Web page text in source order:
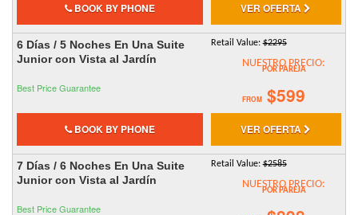
BOOK BY PHONE VER OFERTA
6 Días / 5 Noches En Una Suite
Junior con Vista al Jardín
Best Price Guarantee
Retail Value:$2295
NUESTRO PRECIO:
POR PAREJA
FROM $599
BOOK BY PHONE VER OFERTA
7 Días / 6 Noches En Una Suite
Junior con Vista al Jardín
Best Price Guarantee
Retail Value:$2585
NUESTRO PRECIO:
POR PAREJA